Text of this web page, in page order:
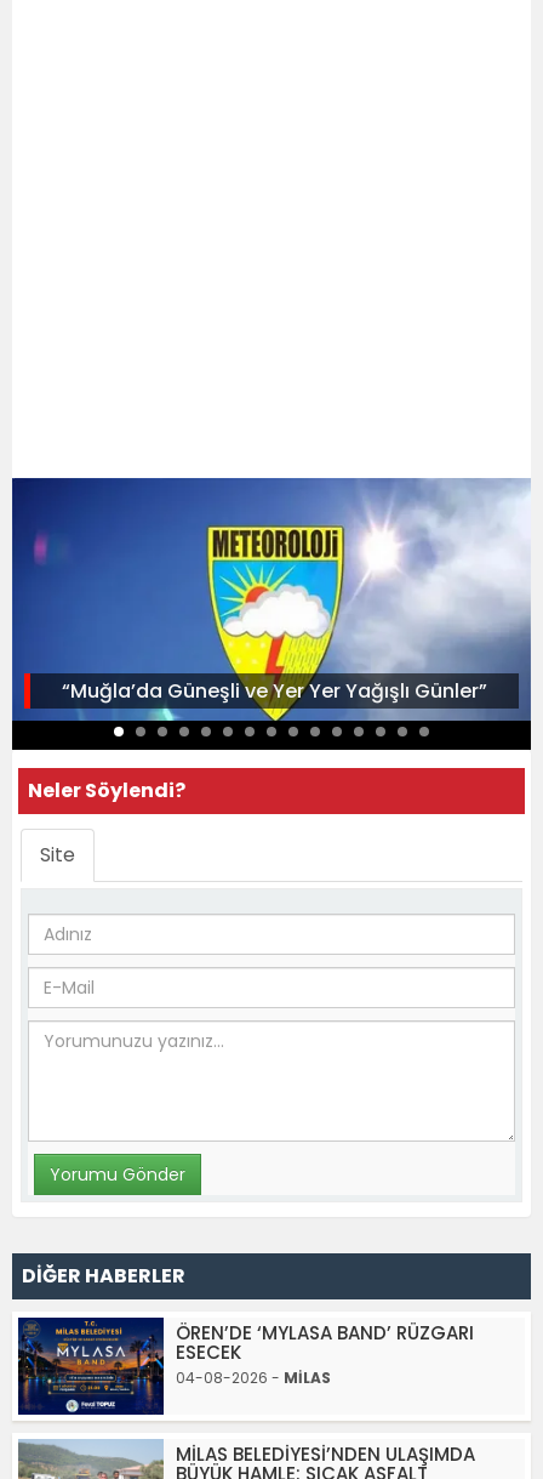
“Muğla’da Güneşli ve Yer Yer Yağışlı Günler”
Neler Söylendi?
Site
DİĞER HABERLER
ÖREN’DE ‘MYLASA BAND’ RÜZGARI
ESECEK
04-08-2026 - MİLAS
MİLAS BELEDİYESİ’NDEN ULAŞIMDA